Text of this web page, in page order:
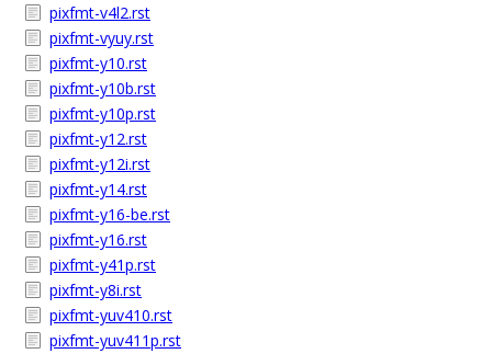
pixfmt-v4l2.rst
pixfmt-vyuy.rst
pixfmt-y10.rst
pixfmt-y10b.rst
pixfmt-y10p.rst
pixfmt-y12.rst
pixfmt-y12i.rst
pixfmt-y14.rst
pixfmt-y16-be.rst
pixfmt-y16.rst
pixfmt-y41p.rst
pixfmt-y8i.rst
pixfmt-yuv410.rst
pixfmt-yuv411p.rst